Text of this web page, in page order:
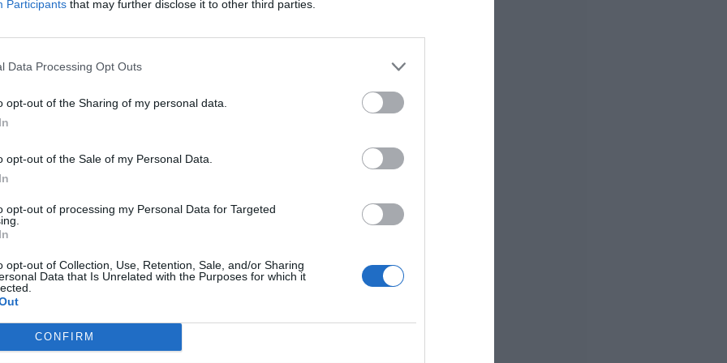
Participants that may further disclose it to other third parties.
Data Processing Opt Outs
opt-out of the Sharing of my personal data.
opt-out of the Sale of my Personal Data.
opt-out of processing my Personal Data for Targeted
opt-out of Collection, Use, Retention, Sale, and/or Sharing
Data that Is Unrelated with the Purposes for which it
CONFIRM
de Valencia en un escaparate de
de Valencia y desarrollada por
forma parte de la estrategia provincial
visibilidad a municipios del interior que
económica
información sobre recursos, servicios y
en diferentes localidades valencianas.
al interior
de unacampaña de promociónque ya se
ciudad de Valencia y que pretende mostrar
rurales.
empresas y nómadas digitales